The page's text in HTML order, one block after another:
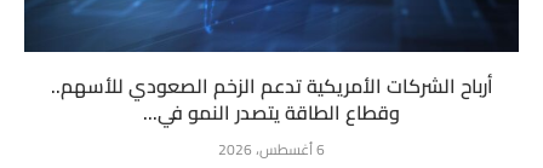
أرباح الشركات الأمريكية تدعم الزخم الصعودي للأسهم..
وقطاع الطاقة يتصدر النمو في...
6 أغسطس، 2026